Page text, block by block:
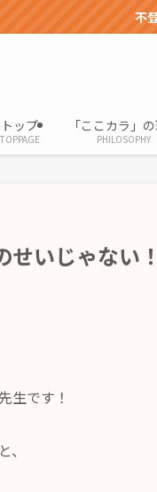
不
トップ
TOPPAGE
「ここカラ」
PHILOSOPHY
せいじゃない
生です！